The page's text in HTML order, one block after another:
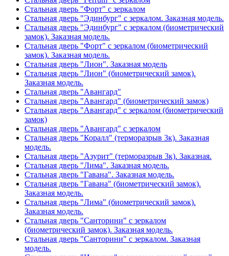
Стальная дверь "Форт" с зеркалом
Стальная дверь "Эдинбург" с зеркалом. Заказная модель.
Стальная дверь "Эдинбург" с зеркалом (биометрический
замок). Заказная модель.
Стальная дверь "Форт" с зеркалом (биометрический
замок). Заказная модель.
Стальная дверь "Лион". Заказная модель
Стальная дверь "Лион" (биометрический замок).
Заказная модель.
Стальная дверь "Авангард"
Стальная дверь "Авангард" (биометрический замок)
Стальная дверь "Авангард" с зеркалом (биометрический
замок)
Стальная дверь "Авангард" с зеркалом
Стальная дверь "Коралл" (терморазрыв 3к). Заказная
модель.
Стальная дверь "Азурит" (терморазрыв 3к). Заказная.
Стальная дверь "Лима". Заказная модель.
Стальная дверь "Гавана". Заказная модель.
Стальная дверь "Гавана" (биометрический замок).
Заказная модель.
Стальная дверь "Лима" (биометрический замок).
Заказная модель.
Стальная дверь "Санторини" с зеркалом
(биометрический замок). Заказная модель.
Стальная дверь "Санторини" с зеркалом. Заказная
модель.